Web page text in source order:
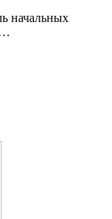
начальных